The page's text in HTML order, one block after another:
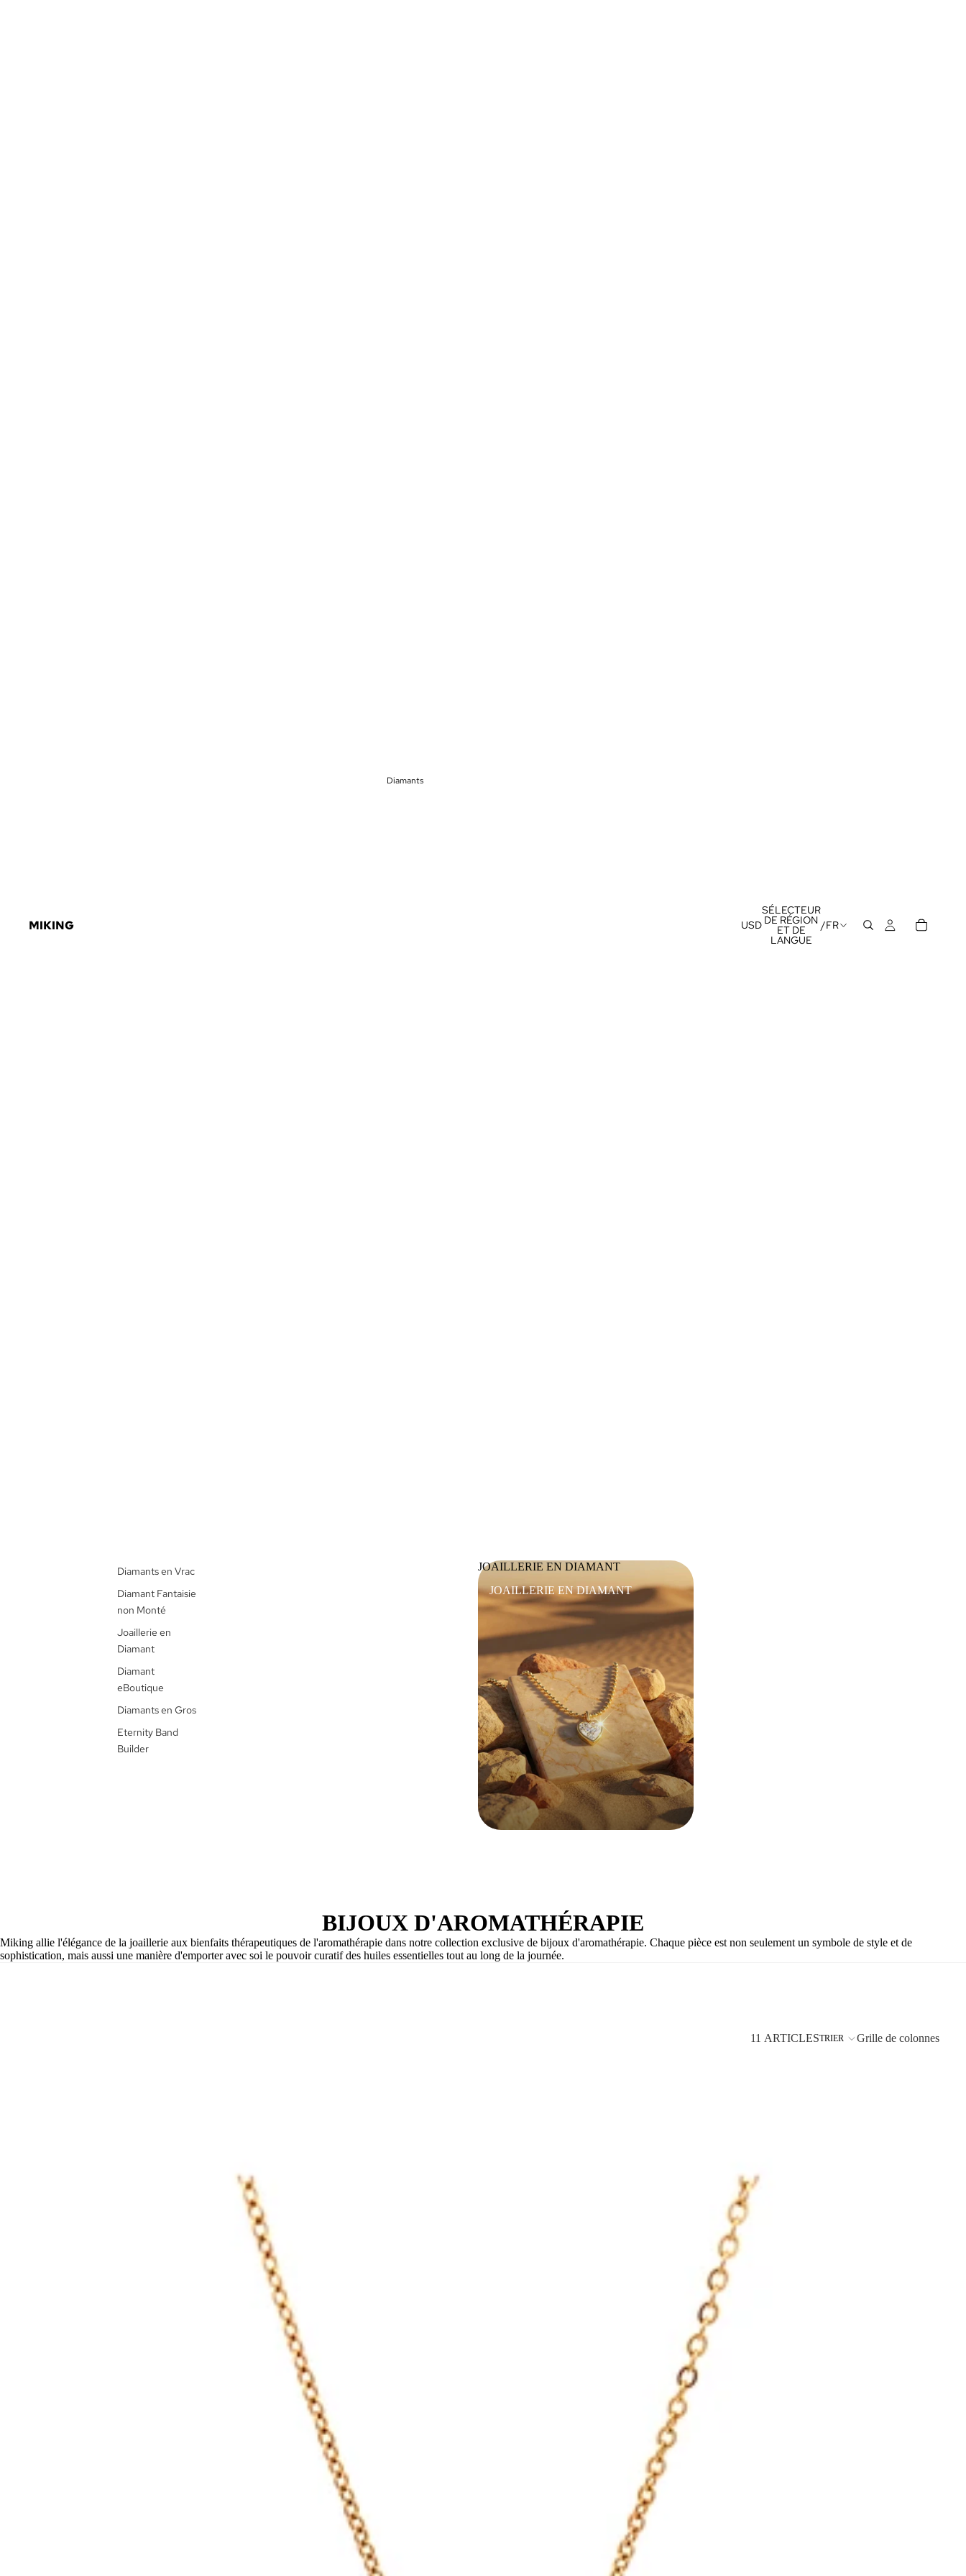
MIKING
Diamants
Diamants en Vrac
Diamant Fantaisie
non Monté
Joaillerie en
Diamant
Diamant
eBoutique
Diamants en Gros
Eternity Band
Builder
JOAILLERIE EN DIAMANT
JOAILLERIE EN DIAMANT
USD
SÉLECTEUR
DE RÉGION
ET DE
LANGUE
/FR
BIJOUX D'AROMATHÉRAPIE
Miking allie l'élégance de la joaillerie aux bienfaits thérapeutiques de l'aromathérapie dans notre collection exclusive de bijoux d'aromathérapie. Chaque pièce est non seulement un symbole de style et de
sophistication, mais aussi une manière d'emporter avec soi le pouvoir curatif des huiles essentielles tout au long de la journée.
11 ARTICLESTRIER Grille de colonnes